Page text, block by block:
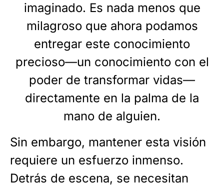
imaginado. Es nada menos que
milagroso que ahora podamos
entregar este conocimiento
precioso—un conocimiento con el
poder de transformar vidas—
directamente en la palma de la
mano de alguien.
Sin embargo, mantener esta visión
requiere un esfuerzo inmenso.
Detrás de escena, se necesitan